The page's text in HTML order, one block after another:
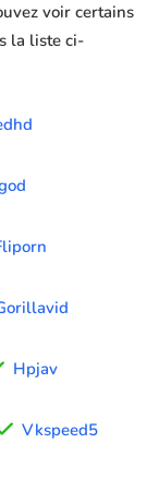
voir certains
la liste ci-
Hpjav
Vkspeed5